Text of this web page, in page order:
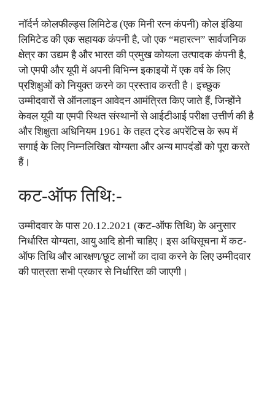
नॉर्दर्न कोलफील्ड्स लिमिटेड (एक मिनी रत्न कंपनी) कोल इंडिया
लिमिटेड की एक सहायक कंपनी है, जो एक “महारत्न” सार्वजनिक
क्षेत्र का उद्यम है और भारत की प्रमुख कोयला उत्पादक कंपनी है,
जो एमपी और यूपी में अपनी विभिन्न इकाइयों में एक वर्ष के लिए
प्रशिक्षुओं को नियुक्त करने का प्रस्ताव करती है। इच्छुक
उम्मीदवारों से ऑनलाइन आवेदन आमंत्रित किए जाते हैं, जिन्होंने
केवल यूपी या एमपी स्थित संस्थानों से आईटीआई परीक्षा उत्तीर्ण की है
और शिक्षुता अधिनियम 1961 के तहत ट्रेड अपरेंटिस के रूप में
सगाई के लिए निम्नलिखित योग्यता और अन्य मापदंडों को पूरा करते
हैं।
कट-ऑफ तिथि:-
उम्मीदवार के पास 20.12.2021 (कट-ऑफ तिथि) के अनुसार
निर्धारित योग्यता, आयु आदि होनी चाहिए। इस अधिसूचना में कट-
ऑफ तिथि और आरक्षण/छूट लाभों का दावा करने के लिए उम्मीदवार
की पात्रता सभी प्रकार से निर्धारित की जाएगी।